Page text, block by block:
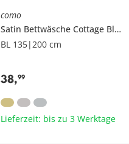
como
Satin Bettwäsche Cottage Blush
BL 135|200 cm
38,99
Lieferzeit: bis zu 3 Werktage